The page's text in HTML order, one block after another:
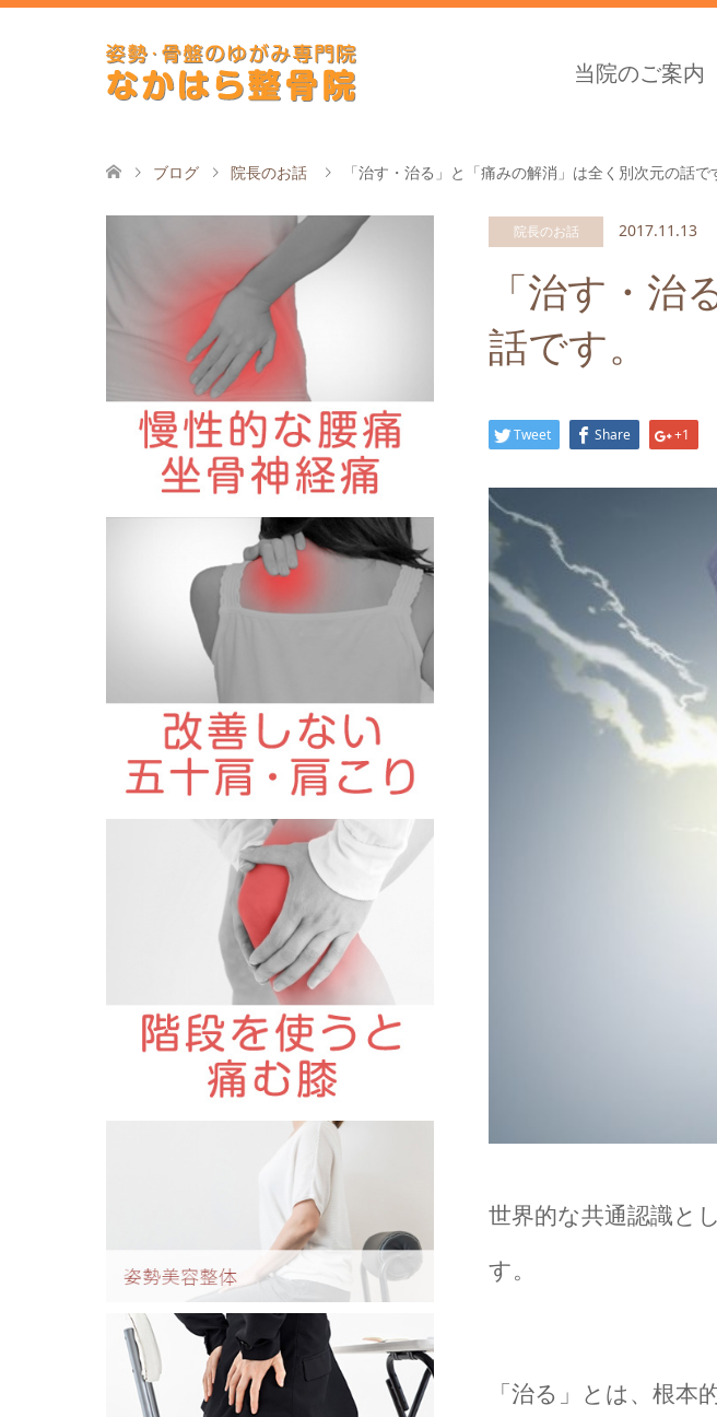
当院のご案内
ブログ 院長のお話 「治す・治る」と「痛みの解消」は全く別次元の話で
院長のお話 2017.11.13
「治す・治
話です。
Tweet Share +1
世界的な共通認識と
す。
「治る」とは、根本